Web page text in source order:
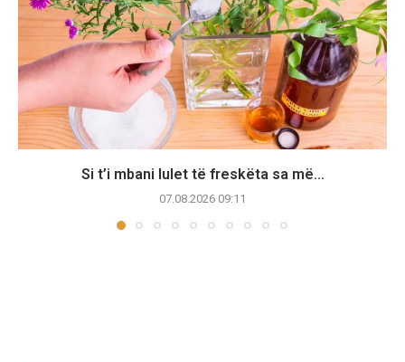
Si t’i mbani lulet të freskëta sa më...
07.08.2026 09:11